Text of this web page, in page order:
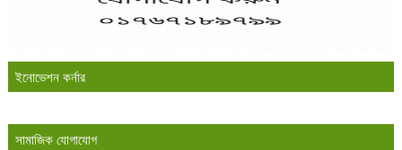
ইনোভেশন কর্নার
সামাজিক যোগাযোগ